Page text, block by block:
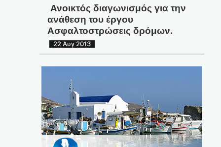
Ανοικτός διαγωνισμός για την
ανάθεση του έργου
Ασφαλτοστρώσεις δρόμων.
22 Αυγ 2013